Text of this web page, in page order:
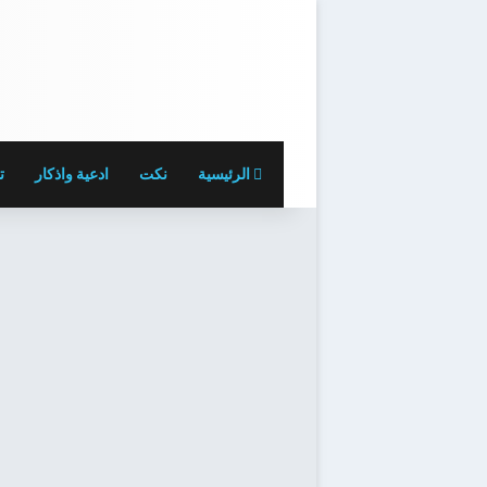
الرئيسية نكت ادعية واذكار